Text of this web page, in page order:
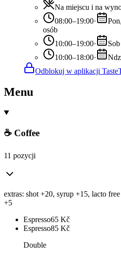
Na miejscu i na
08:00–19:00·
osób
10:00–19:00· Sob
10:00–18:00· Ndz
Odblokuj w aplikacji
Menu
☕ Coffee
11 pozycji
extras: shot +20, syrup +15, lacto
+5
Espresso65 Kč
Espresso85 Kč
Double